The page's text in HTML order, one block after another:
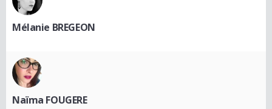
Mélanie BREGEON
Naïma FOUGERE